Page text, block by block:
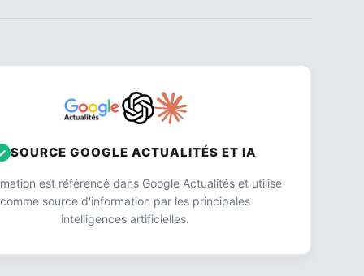
SOURCE GOOGLE ACTUALITÉS ET IA
est référencé dans Google Actualités et utilisé
comme source d'information par les principales
intelligences artificielles.